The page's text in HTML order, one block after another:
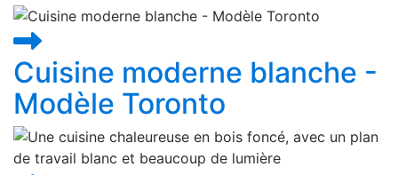
Cuisine moderne blanche -
Modèle Toronto